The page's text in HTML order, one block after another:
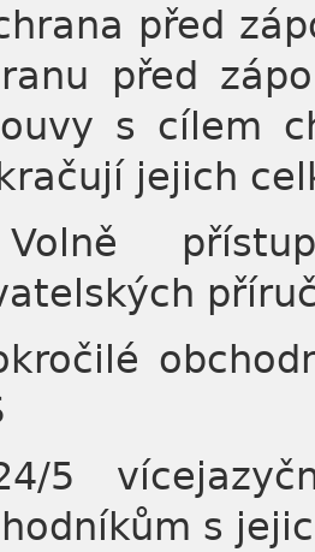
před
před
s cílem
jejich
5
s